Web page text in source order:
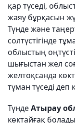
қар түседі,
жаяу бұрқасын
Түнде және
солтүстігінде
облыстың
шығыстан жел
желтоқсанда
тұман түседі деп
ТүндеАтырау
көктайғақ болады